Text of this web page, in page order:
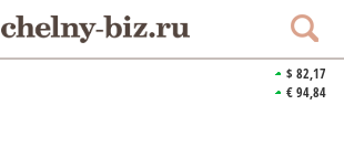
$ 82,17
€ 94,84